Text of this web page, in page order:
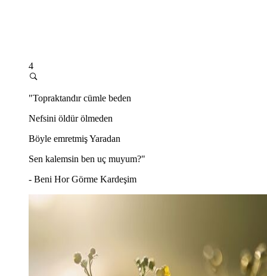
4
"Topraktandır cümle beden
Nefsini öldür ölmeden
Böyle emretmiş Yaradan
Sen kalemsin ben uç muyum?"
- Beni Hor Görme Kardeşim